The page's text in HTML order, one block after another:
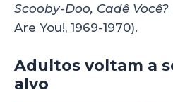
Scooby-Doo, Cadê Você?
Are You!, 1969-1970).
Adultos voltam a
alvo